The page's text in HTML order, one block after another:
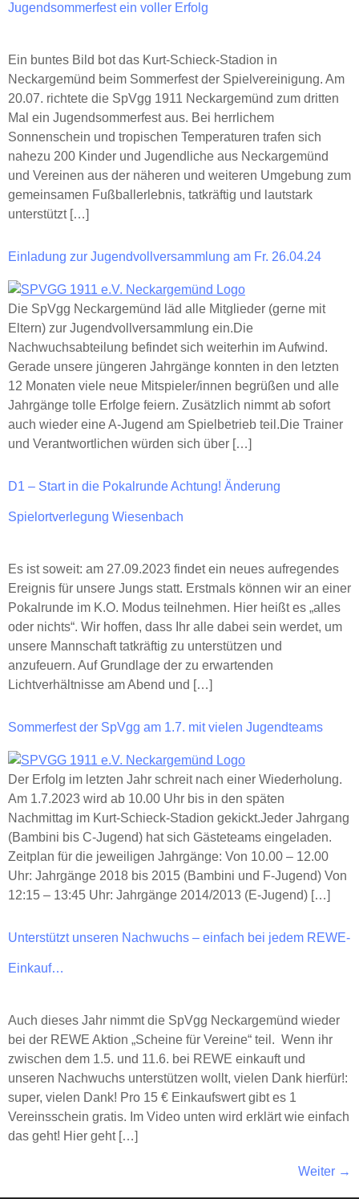
Jugendsommerfest ein voller Erfolg
Ein buntes Bild bot das Kurt-Schieck-Stadion in
Neckargemünd beim Sommerfest der Spielvereinigung. Am
20.07. richtete die SpVgg 1911 Neckargemünd zum dritten
Mal ein Jugendsommerfest aus. Bei herrlichem
Sonnenschein und tropischen Temperaturen trafen sich
nahezu 200 Kinder und Jugendliche aus Neckargemünd
und Vereinen aus der näheren und weiteren Umgebung zum
gemeinsamen Fußballerlebnis, tatkräftig und lautstark
unterstützt […]
Einladung zur Jugendvollversammlung am Fr. 26.04.24
Die SpVgg Neckargemünd läd alle Mitglieder (gerne mit
Eltern) zur Jugendvollversammlung ein.Die
Nachwuchsabteilung befindet sich weiterhin im Aufwind.
Gerade unsere jüngeren Jahrgänge konnten in den letzten
12 Monaten viele neue Mitspieler/innen begrüßen und alle
Jahrgänge tolle Erfolge feiern. Zusätzlich nimmt ab sofort
auch wieder eine A-Jugend am Spielbetrieb teil.Die Trainer
und Verantwortlichen würden sich über […]
D1 – Start in die Pokalrunde Achtung! Änderung
Spielortverlegung Wiesenbach
Es ist soweit: am 27.09.2023 findet ein neues aufregendes
Ereignis für unsere Jungs statt. Erstmals können wir an einer
Pokalrunde im K.O. Modus teilnehmen. Hier heißt es „alles
oder nichts“. Wir hoffen, dass Ihr alle dabei sein werdet, um
unsere Mannschaft tatkräftig zu unterstützen und
anzufeuern. Auf Grundlage der zu erwartenden
Lichtverhältnisse am Abend und […]
Sommerfest der SpVgg am 1.7. mit vielen Jugendteams
Der Erfolg im letzten Jahr schreit nach einer Wiederholung.
Am 1.7.2023 wird ab 10.00 Uhr bis in den späten
Nachmittag im Kurt-Schieck-Stadion gekickt.Jeder Jahrgang
(Bambini bis C-Jugend) hat sich Gästeteams eingeladen.
Zeitplan für die jeweiligen Jahrgänge: Von 10.00 – 12.00
Uhr: Jahrgänge 2018 bis 2015 (Bambini und F-Jugend) Von
12:15 – 13:45 Uhr: Jahrgänge 2014/2013 (E-Jugend) […]
Unterstützt unseren Nachwuchs – einfach bei jedem REWE-
Einkauf…
Auch dieses Jahr nimmt die SpVgg Neckargemünd wieder
bei der REWE Aktion „Scheine für Vereine“ teil. Wenn ihr
zwischen dem 1.5. und 11.6. bei REWE einkauft und
unseren Nachwuchs unterstützen wollt, vielen Dank hierfür!:
super, vielen Dank! Pro 15 € Einkaufswert gibt es 1
Vereinsschein gratis. Im Video unten wird erklärt wie einfach
das geht! Hier geht […]
Weiter →